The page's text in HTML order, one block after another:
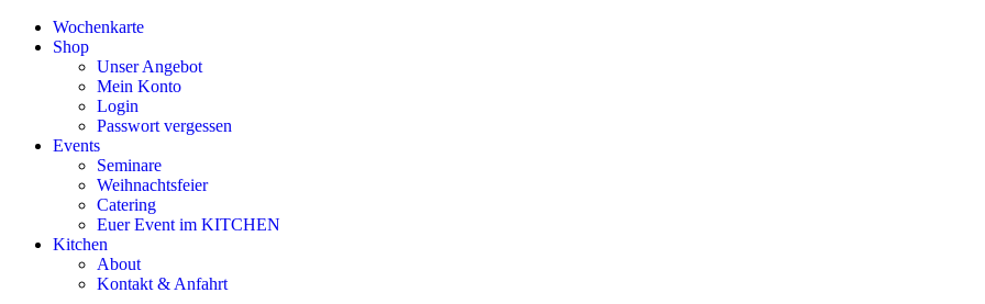
Wochenkarte
Shop
Unser Angebot
Mein Konto
Login
Passwort vergessen
Events
Seminare
Weihnachtsfeier
Catering
Euer Event im KITCHEN
Kitchen
About
Kontakt & Anfahrt